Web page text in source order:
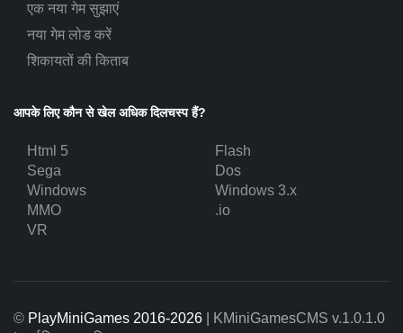
एक नया गेम सुझाएं
नया गेम लोड करें
शिकायतों की किताब
आपके लिए कौन से खेल अधिक दिलचस्प हैं?
Html 5
Flash
Sega
Dos
Windows
Windows 3.x
MMO
.io
VR
© PlayMiniGames 2016-2026 | KMiniGamesCMS v.1.0.1.0